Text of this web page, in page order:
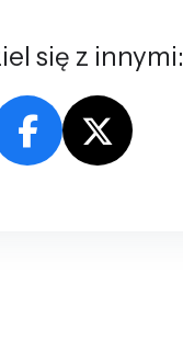
się z innymi: